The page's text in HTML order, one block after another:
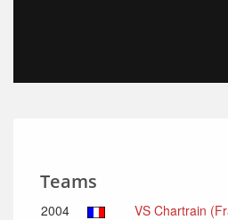
Teams
2004
VS Chartrain